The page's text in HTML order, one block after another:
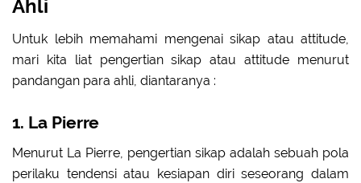
Ahli
Untuk lebih memahami mengenai sikap atau attitude,
mari kita liat pengertian sikap atau attitude menurut
pandangan para ahli, diantaranya :
1. La Pierre
Menurut La Pierre, pengertian sikap adalah sebuah pola
perilaku tendensi atau kesiapan diri seseorang dalam